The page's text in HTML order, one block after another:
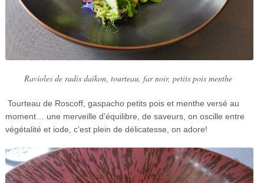
Ravioles de radis daïkon, tourteau, far noir, petits pois menthe
Tourteau de Roscoff, gaspacho petits pois et menthe versé au
moment… une merveille d’équilibre, de saveurs, on oscille entre
végétalité et iode, c’est plein de délicatesse, on adore!